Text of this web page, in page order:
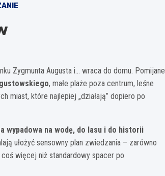
Zygmunta Augusta i… wraca do domu. Pomijane
, małe plaże poza centrum, leśne
miast, które najlepiej „działają” dopiero po
wypadowa na wodę, do lasu i do historii
ułożyć sensowny plan zwiedzania – zarówno
więcej niż standardowy spacer po